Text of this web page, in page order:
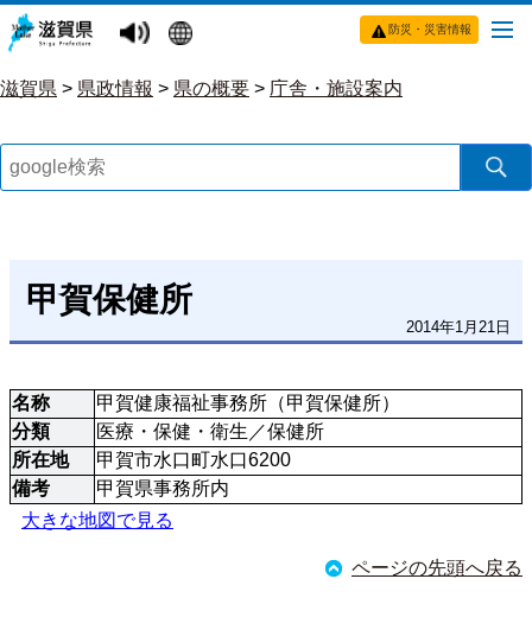
防災・災害情報
滋賀県 > 県政情報 > 県の概要 > 庁舎・施設案内
甲賀保健所
2014年1月21日
名称
甲賀健康福祉事務所（甲賀保健所）
分類
医療・保健・衛生／保健所
所在地
甲賀市水口町水口6200
備考
甲賀県事務所内
大きな地図で見る
ページの先頭へ戻る